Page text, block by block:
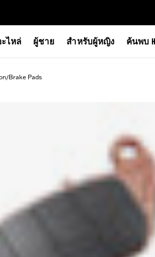
ะไหล่ ผู้ชาย สำหรับผู้หญิง ค้นพบ
/Brake Pads